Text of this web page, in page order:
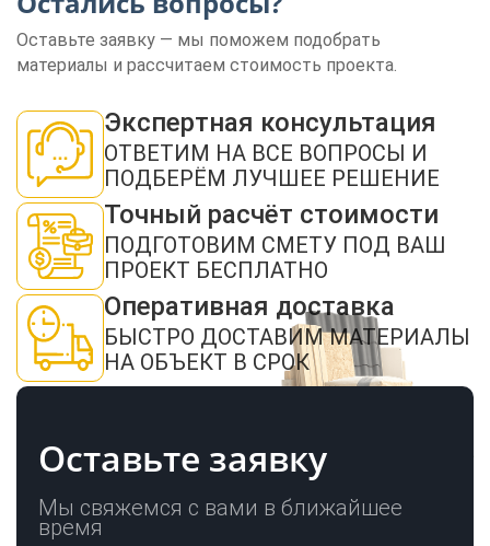
Оставьте заявку — мы поможем подобрать
материалы и рассчитаем стоимость проекта.
Экспертная консультация
ОТВЕТИМ НА ВСЕ ВОПРОСЫ И
ПОДБЕРЁМ ЛУЧШЕЕ РЕШЕНИЕ
Точный расчёт стоимости
ПОДГОТОВИМ СМЕТУ ПОД ВАШ
ПРОЕКТ БЕСПЛАТНО
Оперативная доставка
БЫСТРО ДОСТАВИМ МАТЕРИАЛЫ
НА ОБЪЕКТ В СРОК
Оставьте заявку
Мы свяжемся с вами в ближайшее
время
ЗАКАЗАТЬ ЗВОНОК
Нажимая кнопку "Отправить", я даю своё согласие на обработку моих
персональных данных в соответствии с ФЗ от 27.07.2006 № 152-ФЗ "О
персональных данных", на условиях и для целей, определенных в
конфиденциальности
ОТПРАВИТЬ